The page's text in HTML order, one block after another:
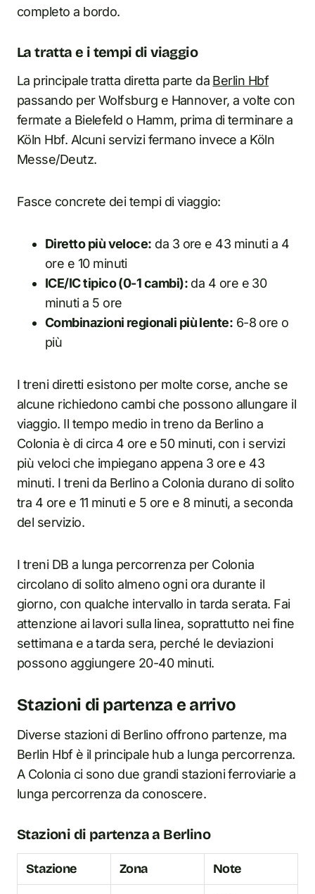
completo a bordo.
La tratta e i tempi di viaggio
La principale tratta diretta parte da Berlin Hbf
passando per Wolfsburg e Hannover, a volte con
fermate a Bielefeld o Hamm, prima di terminare a
Köln Hbf. Alcuni servizi fermano invece a Köln
Messe/Deutz.
Fasce concrete dei tempi di viaggio:
Diretto più veloce: da 3 ore e 43 minuti a 4
ore e 10 minuti
ICE/IC tipico (0-1 cambi):da 4 ore e 30
minuti a 5 ore
Combinazioni regionali più lente: 6-8 ore o
più
I treni diretti esistono per molte corse, anche se
alcune richiedono cambi che possono allungare il
viaggio. Il tempo medio in treno da Berlino a
Colonia è di circa 4 ore e 50 minuti, con i servizi
più veloci che impiegano appena 3 ore e 43
minuti. I treni da Berlino a Colonia durano di solito
tra 4 ore e 11 minuti e 5 ore e 8 minuti, a seconda
del servizio.
I treni DB a lunga percorrenza per Colonia
circolano di solito almeno ogni ora durante il
giorno, con qualche intervallo in tarda serata. Fai
attenzione ai lavori sulla linea, soprattutto nei fine
settimana e a tarda sera, perché le deviazioni
possono aggiungere 20-40 minuti.
Stazioni di partenza e arrivo
Diverse stazioni di Berlino offrono partenze, ma
Berlin Hbf è il principale hub a lunga percorrenza.
A Colonia ci sono due grandi stazioni ferroviarie a
lunga percorrenza da conoscere.
Stazioni di partenza a Berlino
Stazione Zona Note